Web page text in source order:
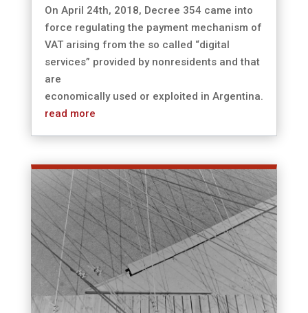
On April 24th, 2018, Decree 354 came into
force regulating the payment mechanism of
VAT arising from the so called “digital
services” provided by nonresidents and that
are
economically used or exploited in Argentina.
read more